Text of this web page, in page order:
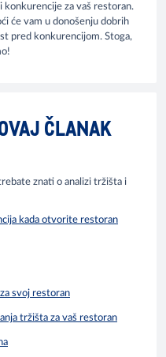
za vaš restoran.
će vam u donošenju dobrih
pred konkurencijom. Stoga,
ČLANAK
znati o analizi tržišta i
kada otvorite restoran
svoj restoran
tržišta za vaš restoran